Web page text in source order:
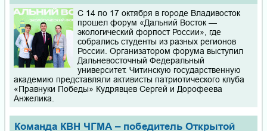
С 14 по 17 октября в городе Владивосток
прошел форум «Дальний Восток —
экологический форпост России», где
собрались студенты из разных регионов
России. Организатором форума выступил
Дальневосточный Федеральный
университет. Читинскую государственную
академию представляли активисты патриотического клуба
«Правнуки Победы» Кудрявцев Сергей и Дорофеева
Анжелика.
Команда КВН ЧГМА – победитель Открытой